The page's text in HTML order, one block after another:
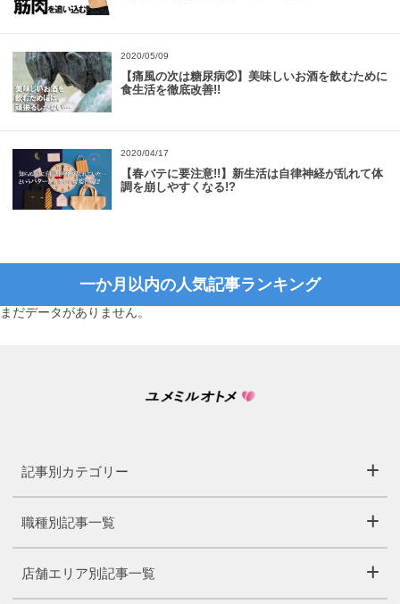
2020/05/09
【痛風の次は糖尿病②】美味しいお酒を飲むために
食生活を徹底改善!!
2020/04/17
【春バテに要注意!!】新生活は自律神経が乱れて体
調を崩しやすくなる!?
一か月以内の人気記事ランキング
まだデータがありません。
記事別カテゴリー
職種別記事一覧
店舗エリア別記事一覧